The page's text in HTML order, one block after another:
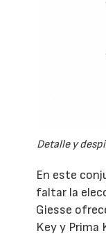
Detalle y
En este
faltar la
Giesse
Key y Prima